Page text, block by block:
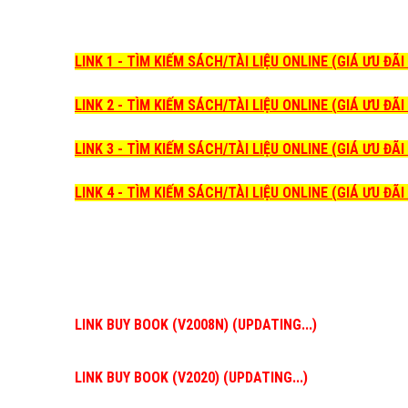
LINK 1 - TÌM KIẾM SÁCH/TÀI LIỆU ONLINE (GIÁ ƯU
LINK 2 - TÌM KIẾM SÁCH/TÀI LIỆU ONLINE (GIÁ ƯU
LINK 3 - TÌM KIẾM SÁCH/TÀI LIỆU ONLINE (GIÁ ƯU
LINK 4 - TÌM KIẾM SÁCH/TÀI LIỆU ONLINE (GIÁ ƯU
LINK BUY BOOK (V2008N) (UPDATING...)
LINK BUY BOOK (V2020) (UPDATING...)